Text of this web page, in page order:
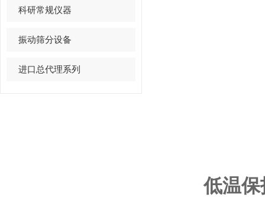
科研常规仪器
振动筛分设备
进口总代理系列
低温保护